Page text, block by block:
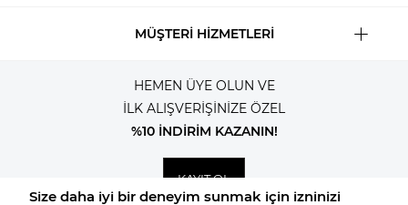
MÜŞTERİ HİZMETLERİ
HEMEN ÜYE OLUN VE
İLK ALIŞVERİŞİNİZE ÖZEL
%10 İNDİRİM KAZANIN!
KAYIT OL